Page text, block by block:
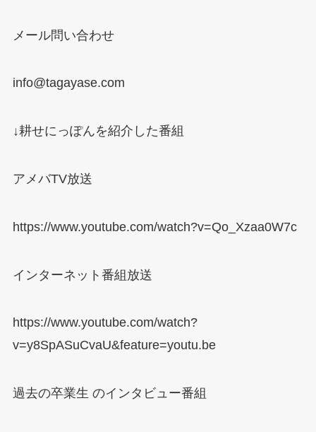
メール問い合わせ
info@tagayase.com
↓耕せにっぽんを紹介した番組
アメバTV放送
https://www.youtube.com/watch?v=Qo_Xzaa0W7c
インターネット番組放送
https://www.youtube.com/watch?
v=y8SpASuCvaU&feature=youtu.be
過去の卒業生 のインタビュー番組